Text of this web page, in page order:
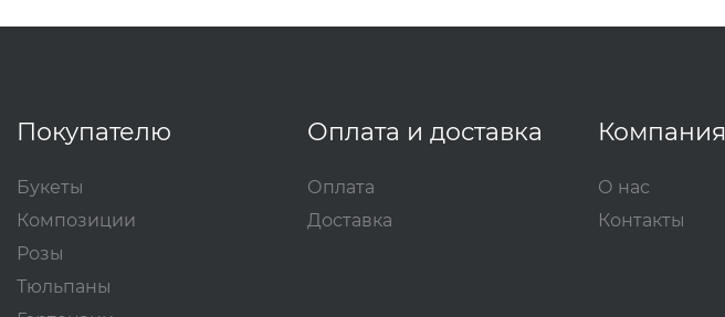
Покупателю
Букеты
Композиции
Розы
Тюльпаны
Оплата и доставка
Оплата
Доставка
Компания
О нас
Контакты